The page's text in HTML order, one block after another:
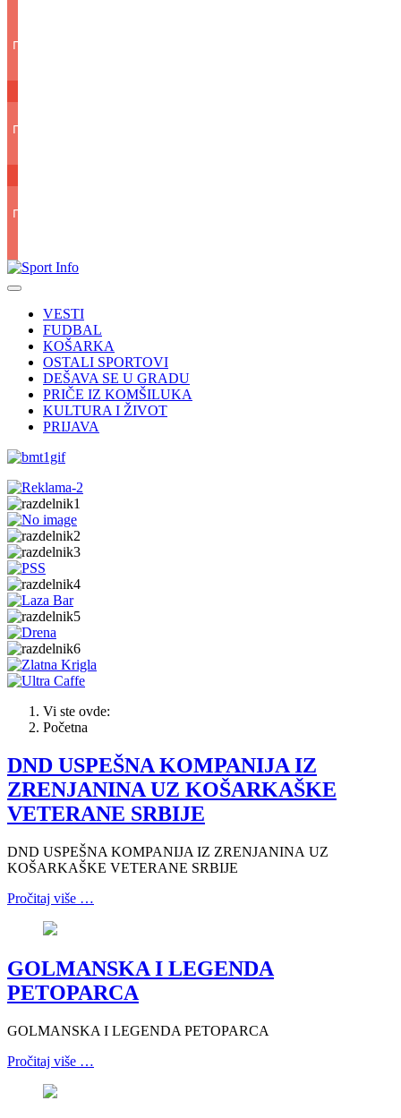
VESTI
FUDBAL
KOŠARKA
OSTALI SPORTOVI
DEŠAVA SE U GRADU
PRIČE IZ KOMŠILUKA
KULTURA I ŽIVOT
PRIJAVA
Vi ste ovde:
Početna
DND USPEŠNA KOMPANIJA IZ
ZRENJANINA UZ KOŠARKAŠKE
VETERANE SRBIJE
DND USPEŠNA KOMPANIJA IZ ZRENJANINA UZ
KOŠARKAŠKE VETERANE SRBIJE
Pročitaj više …
GOLMANSKA I LEGENDA
PETOPARCA
GOLMANSKA I LEGENDA PETOPARCA
Pročitaj više …